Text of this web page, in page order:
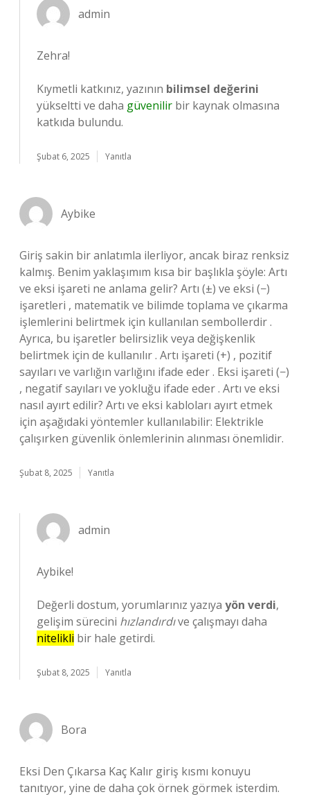
admin
Zehra!
Kıymetli katkınız, yazının bilimsel değerini
yükseltti ve daha güvenilir bir kaynak olmasına
katkıda bulundu.
Şubat 6, 2025 Yanıtla
Aybike
Giriş sakin bir anlatımla ilerliyor, ancak biraz renksiz
kalmış. Benim yaklaşımım kısa bir başlıkla şöyle: Artı
ve eksi işareti ne anlama gelir? Artı (±) ve eksi (−)
işaretleri , matematik ve bilimde toplama ve çıkarma
işlemlerini belirtmek için kullanılan sembollerdir .
Ayrıca, bu işaretler belirsizlik veya değişkenlik
belirtmek için de kullanılır . Artı işareti (+) , pozitif
sayıları ve varlığın varlığını ifade eder . Eksi işareti (−)
, negatif sayıları ve yokluğu ifade eder . Artı ve eksi
nasıl ayırt edilir? Artı ve eksi kabloları ayırt etmek
için aşağıdaki yöntemler kullanılabilir: Elektrikle
çalışırken güvenlik önlemlerinin alınması önemlidir.
Şubat 8, 2025 Yanıtla
admin
Aybike!
Değerli dostum, yorumlarınız yazıya yön verdi,
gelişim sürecini hızlandırdıve çalışmayı daha
nitelikli bir hale getirdi.
Şubat 8, 2025 Yanıtla
Bora
Eksi Den Çıkarsa Kaç Kalır giriş kısmı konuyu
tanıtıyor, yine de daha çok örnek görmek isterdim.